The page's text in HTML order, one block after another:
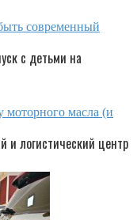
современный
с детьми на
моторного масла (и
логистический центр